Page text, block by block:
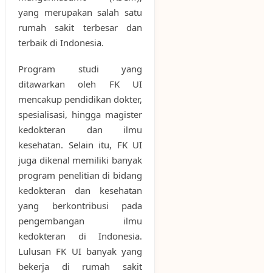
yang merupakan salah satu
rumah sakit terbesar dan
terbaik di Indonesia.
Program studi yang
ditawarkan oleh FK UI
mencakup pendidikan dokter,
spesialisasi, hingga magister
kedokteran dan ilmu
kesehatan. Selain itu, FK UI
juga dikenal memiliki banyak
program penelitian di bidang
kedokteran dan kesehatan
yang berkontribusi pada
pengembangan ilmu
kedokteran di Indonesia.
Lulusan FK UI banyak yang
bekerja di rumah sakit